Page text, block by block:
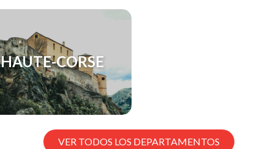
HAUTE-CORSE
VER TODOS LOS DEPARTAMENTOS